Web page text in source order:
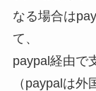
なる場合は
て、
paypal経由で
（paypalは外